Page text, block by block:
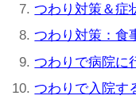
つわり対策＆症
つわり対策：食
つわりで病院に
つわりで入院す